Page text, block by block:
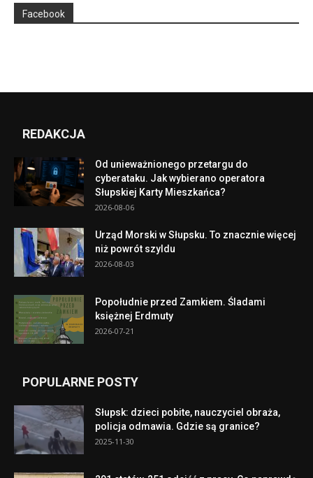
Facebook
REDAKCJA
Od unieważnionego przetargu do
cyberataku. Jak wybierano operatora
Słupskiej Karty Mieszkańca?
2026-08-06
Urząd Morski w Słupsku. To znacznie więcej
niż powrót szyldu
2026-08-03
Popołudnie przed Zamkiem. Śladami
księżnej Erdmuty
2026-07-21
POPULARNE POSTY
Słupsk: dzieci pobite, nauczyciel obraża,
policja odmawia. Gdzie są granice?
2025-11-30